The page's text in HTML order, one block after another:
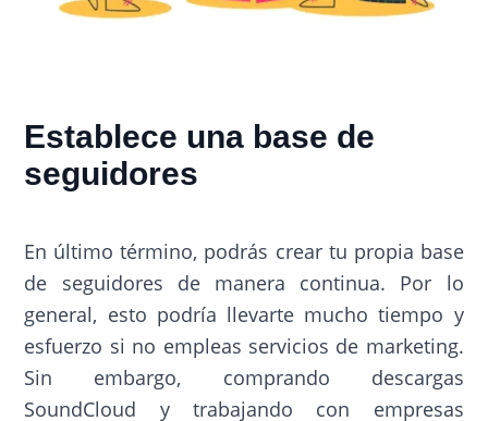
Establece una base de
seguidores
En último término, podrás crear tu propia base
de seguidores de manera continua. Por lo
general, esto podría llevarte mucho tiempo y
esfuerzo si no empleas servicios de marketing.
Sin embargo, comprando descargas
SoundCloud y trabajando con empresas